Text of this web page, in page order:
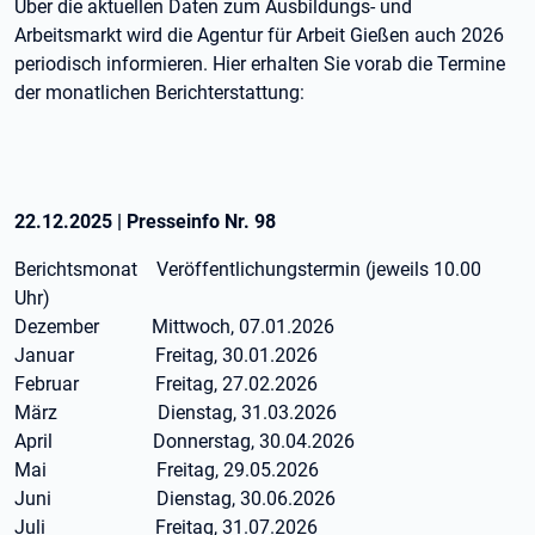
Über die aktuellen Daten zum Ausbildungs- und
Arbeitsmarkt wird die Agentur für Arbeit Gießen auch 2026
periodisch informieren. Hier erhalten Sie vorab die Termine
der monatlichen Berichterstattung:
22.12.2025 | Presseinfo Nr. 98
Berichtsmonat Veröffentlichungstermin (jeweils 10.00
Uhr)
Dezember Mittwoch, 07.01.2026
Januar Freitag, 30.01.2026
Februar Freitag, 27.02.2026
März Dienstag, 31.03.2026
April Donnerstag, 30.04.2026
Mai Freitag, 29.05.2026
Juni Dienstag, 30.06.2026
Juli Freitag, 31.07.2026